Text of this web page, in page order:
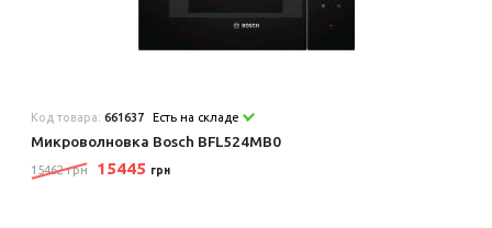
Код товара:661637 Есть на складе
Микроволновка Bosch BFL524MB0
15462 грн 15445 грн